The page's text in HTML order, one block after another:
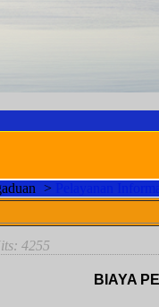
>
4255
BIAYA